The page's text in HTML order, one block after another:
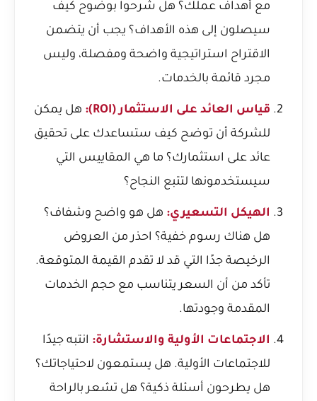
مع أهداف عملك؟ هل شرحوا بوضوح كيف
سيصلون إلى هذه الأهداف؟ يجب أن يتضمن
الاقتراح استراتيجية واضحة ومفصلة، وليس
مجرد قائمة بالخدمات.
قياس العائد على الاستثمار (ROI):
هل يمكن
للشركة أن توضح كيف ستساعدك على تحقيق
عائد على استثمارك؟ ما هي المقاييس التي
سيستخدمونها لتتبع النجاح؟
الهيكل التسعيري: هل هو واضح وشفاف؟
هل هناك رسوم خفية؟ احذر من العروض
الرخيصة جدًا التي قد لا تقدم القيمة المتوقعة.
تأكد من أن السعر يتناسب مع حجم الخدمات
المقدمة وجودتها.
الاجتماعات الأولية والاستشارة: انتبه جيدًا
للاجتماعات الأولية. هل يستمعون لاحتياجاتك؟
هل يطرحون أسئلة ذكية؟ هل تشعر بالراحة